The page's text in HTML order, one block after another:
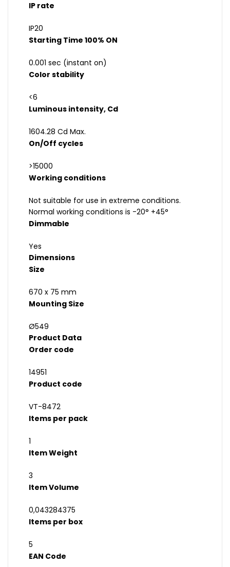
IP rate
IP20
Starting Time 100% ON
0.001 sec (instant on)
Color stability
<6
Luminous intensity, Cd
1604.28 Cd Max.
On/Off cycles
>15000
Working conditions
Not suitable for use in extreme conditions.
Normal working conditions is -20° +45°
Dimmable
Yes
Dimensions
Size
670 x 75 mm
Mounting Size
Ø549
Product Data
Order code
14951
Product code
VT-8472
Items per pack
1
Item Weight
3
Item Volume
0,043284375
Items per box
5
EAN Code